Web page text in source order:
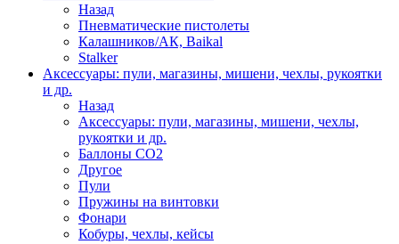
Назад
Пневматические пистолеты
Калашников/АК, Baikal
Stalker
Аксессуары: пули, магазины, мишени, чехлы, рукоятки
и др.
Назад
Аксессуары: пули, магазины, мишени, чехлы,
рукоятки и др.
Баллоны CO2
Другое
Пули
Пружины на винтовки
Фонари
Кобуры, чехлы, кейсы